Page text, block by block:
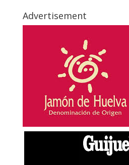
Advertisement